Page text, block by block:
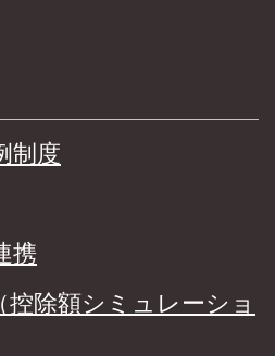
制度
携
除額シミュレーショ